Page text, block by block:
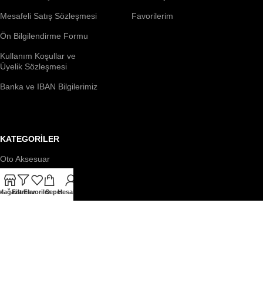
Mesafeli Satış Sözleşmesi
Ön Bilgilendirme Formu
Kullanım Koşullar ve
Üyelik Sözleşmesi
Banka ve IBAN Bilgilerimiz
Favorilerim
KATEGORİLER
Oto Aksesuar
Dış Aksesuar
FiltrelerFavorilerSepetHesabım